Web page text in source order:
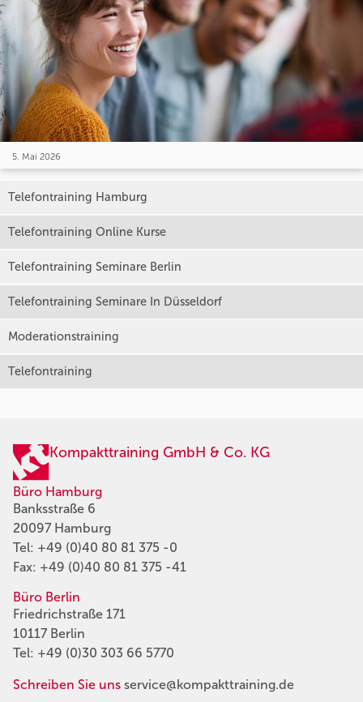
5. Mai 2026
Telefontraining Hamburg
Telefontraining Online Kurse
Telefontraining Seminare Berlin
Telefontraining Seminare In Düsseldorf
Moderationstraining
Telefontraining
Kompakttraining GmbH & Co. KG
Büro Hamburg
Banksstraße 6
20097 Hamburg
Tel: +49 (0)40 80 81 375 -0
Fax: +49 (0)40 80 81 375 -41
Büro Berlin
Friedrichstraße 171
10117 Berlin
Tel: +49 (0)30 303 66 5770
Schreiben Sie uns service@kompakttraining.de